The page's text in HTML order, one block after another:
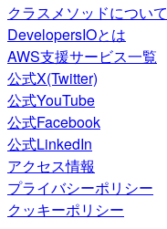
クラスメソッドについて
DevelopersIOとは
AWS支援サービス一覧
公式X(Twitter)
公式YouTube
公式Facebook
公式LinkedIn
アクセス情報
プライバシーポリシー
クッキーポリシー